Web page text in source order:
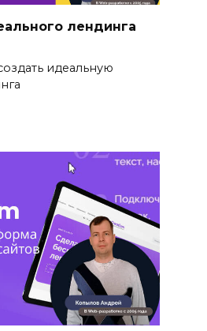
лендинга
идеальную